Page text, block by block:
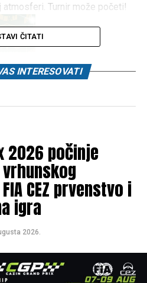
Turnir može početi!
ČITATI
INTERESOVATI
2026 počinje
CEZ prvenstvo i
igra
2026.